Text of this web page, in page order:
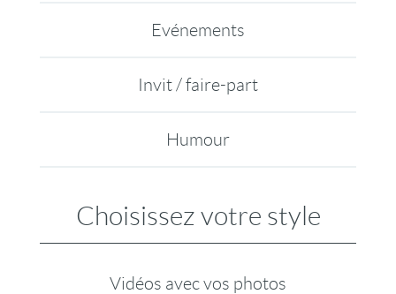
Evénements
Invit / faire-part
Humour
Choisissez votre style
Vidéos avec vos photos